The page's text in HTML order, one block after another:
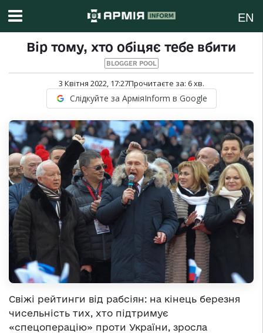
EN
Вір тому, хто обіцяє тебе вбити
BLOGGER POOL
3 Квітня 2022, 17:27Прочитаєте за: 6хв.
Слідкуйте за АрміяInform в Google
Свіжі рейтинги від рабсіян: на кінець березня
чисельність тих, хто підтримує
«спецоперацію» проти України, зросла